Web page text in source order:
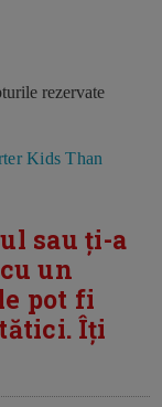
rezervate
Kids Than
sau ți-a
un
pot fi
Îți